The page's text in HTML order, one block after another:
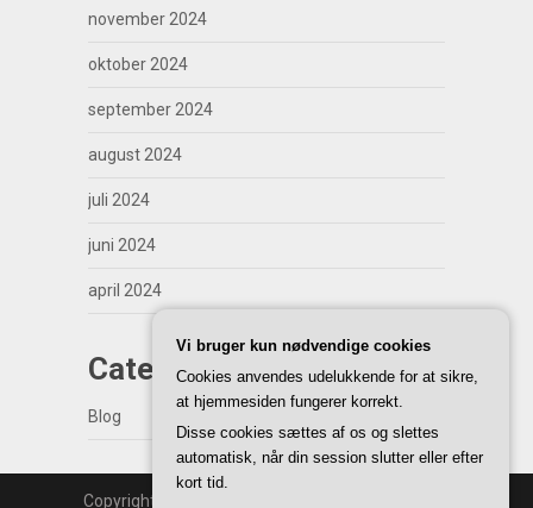
november 2024
oktober 2024
september 2024
august 2024
juli 2024
juni 2024
april 2024
Categories
Blog
Copyright | WordPress Theme by
Vi bruger kun nødvendige cookies
Cookies anvendes udelukkende for at sikre,
at hjemmesiden fungerer korrekt.
Disse cookies sættes af os og slettes
automatisk, når din session slutter eller efter
kort tid.